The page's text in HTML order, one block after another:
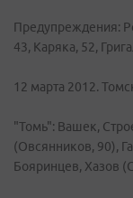
Предупреждения:
43, Каряка, 52,
12 марта 2012.
"Томь": Вашек,
(Овсянников, 90),
Бояринцев, Хазов